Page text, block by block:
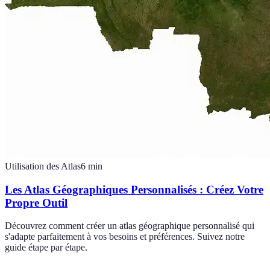
Utilisation des Atlas6 min
Les Atlas Géographiques Personnalisés : Créez Votre
Propre Outil
Découvrez comment créer un atlas géographique personnalisé qui
s'adapte parfaitement à vos besoins et préférences. Suivez notre
guide étape par étape.